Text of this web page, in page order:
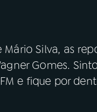
Silva, as
Gomes.
FM e fique por